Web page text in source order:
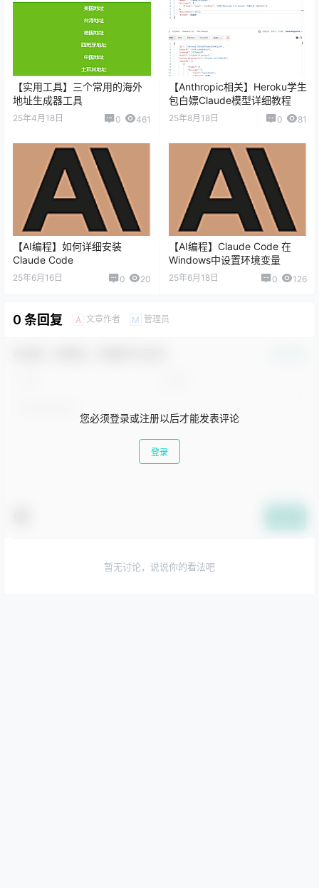
【实用工具】三个常用的海外
地址生成器工具
25年4月18日 0 461
【Anthropic相关】Heroku学生
包白嫖Claude模型详细教程
25年8月18日 0 81
【AI编程】如何详细安装
Claude Code
25年6月16日 0 20
【AI编程】Claude Code 在
Windows中设置环境变量
25年6月18日 0 126
0 条回复 A 文章作者 M 管理员
您必须登录或注册以后才能发表评论
登录
暂无讨论，说说你的看法吧